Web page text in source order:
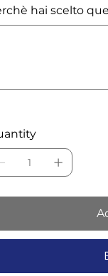
hai scelto